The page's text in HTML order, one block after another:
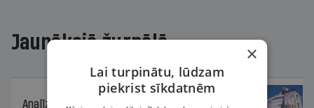
Jaunākajā žurnālā
Analīze
06.08.2026.
×
Lai turpinātu, lūdzam
piekrist sīkdatnēm